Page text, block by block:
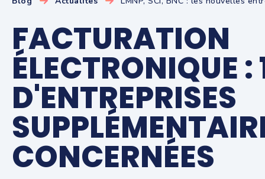
FACTURATION
ÉLECTRONIQUE
D'ENTREPRISES
CONCERNÉES